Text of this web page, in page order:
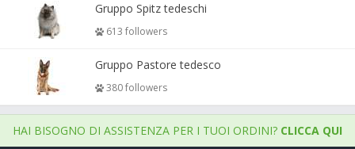
Gruppo Spitz tedeschi
613 followers
Gruppo Pastore tedesco
380 followers
HAI BISOGNO DI ASSISTENZA PER I TUOI ORDINI? CLICCA QUI